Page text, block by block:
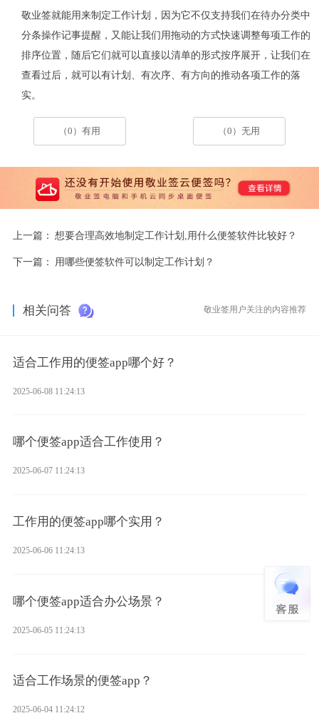
敬业签就能用来制定工作计划，因为它不仅支持我们在待办分类中
分条操作记事提醒，又能让我们用拖动的方式快速调整每项工作的
排序位置，随后它们就可以直接以清单的形式按序展开，让我们在
查看过后，就可以有计划、有次序、有方向的推动各项工作的落
实。
（0）有用 （0）无用
上一篇： 想要合理高效地制定工作计划,用什么便签软件比较好？
下一篇： 用哪些便签软件可以制定工作计划？
相关问答 敬业签用户关注的内容推荐
适合工作用的便签app哪个好？
2025-06-08 11:24:13
哪个便签app适合工作使用？
2025-06-07 11:24:13
工作用的便签app哪个实用？
2025-06-06 11:24:13
哪个便签app适合办公场景？
2025-06-05 11:24:13
适合工作场景的便签app？
2025-06-04 11:24:12